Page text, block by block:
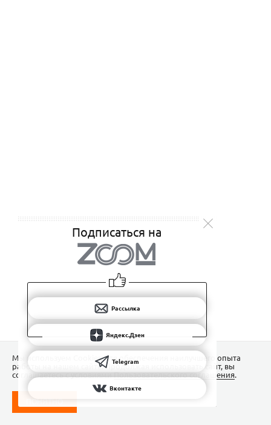
Подписаться на
Рассылка
Яндекс.Дзен
Telegram
Вконтакте
Мы используем Сookies для обеспечения наилучшего опыта
работы на нашем сайте. Продолжая использовать сайт, вы
соглашаетесь с условиямиПользовательского соглашения.
ПОНЯТНО